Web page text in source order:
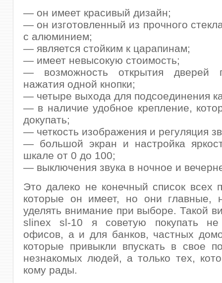
— он имеет красивый дизайн;
— он изготовленный из прочного
с алюминием;
— является стойким к царапинам;
— имеет невысокую стоимость;
— возможность открытия дверей
нажатия одной кнопки;
— четыре выхода для подсоединения
— в наличие удобное крепление,
докупать;
— четкость изображения и регуляция
— большой экран и настройка
шкале от 0 до 100;
— выключения звука в ночное и
Это далеко не конечный список всех
которые он имеет, но они главные,
уделять внимание при выборе. Такой
slinex sl-10 я советую покупать
офисов, а и для банков, частных
которые привыкли впускать в свое
незнакомых людей, а только тех,
кому рады.